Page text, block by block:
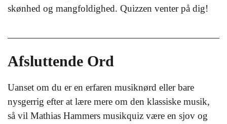
skønhed og mangfoldighed. Quizzen venter på dig!
Afsluttende Ord
Uanset om du er en erfaren musiknørd eller bare
nysgerrig efter at lære mere om den klassiske musik,
så vil Mathias Hammers musikquiz være en sjov og